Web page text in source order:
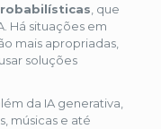
, que
Há situações em
mais apropriadas,
soluções
da IA generativa,
músicas e até